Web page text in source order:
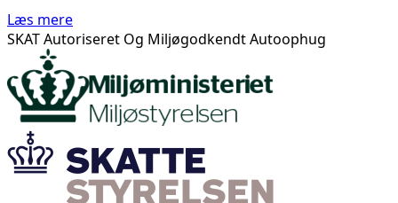
Læs mere
SKAT Autoriseret Og Miljøgodkendt Autoophug